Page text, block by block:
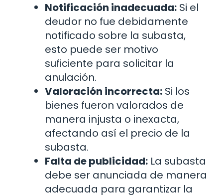
Notificación inadecuada: Si el
deudor no fue debidamente
notificado sobre la subasta,
esto puede ser motivo
suficiente para solicitar la
anulación.
Valoración incorrecta: Si los
bienes fueron valorados de
manera injusta o inexacta,
afectando así el precio de la
subasta.
Falta de publicidad: La subasta
debe ser anunciada de manera
adecuada para garantizar la